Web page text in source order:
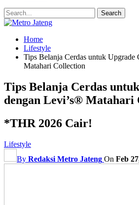
Home
Lifestyle
Tips Belanja Cerdas untuk Upgrade
Matahari Collection
Tips Belanja Cerdas
dengan Levi’s® Matahari
*THR 2026 Cair!
Lifestyle
By Redaksi Metro Jateng On Feb